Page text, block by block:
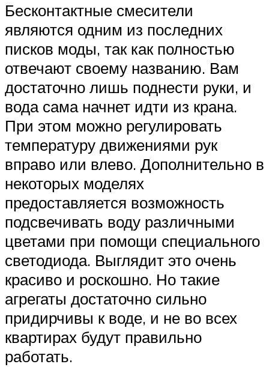
Бесконтактные смесители
являются одним из последних
писков моды, так как полностью
отвечают своему названию. Вам
достаточно лишь поднести руки, и
вода сама начнет идти из крана.
При этом можно регулировать
температуру движениями рук
вправо или влево. Дополнительно в
некоторых моделях
предоставляется возможность
подсвечивать воду различными
цветами при помощи специального
светодиода. Выглядит это очень
красиво и роскошно. Но такие
агрегаты достаточно сильно
придирчивы к воде, и не во всех
квартирах будут правильно
работать.